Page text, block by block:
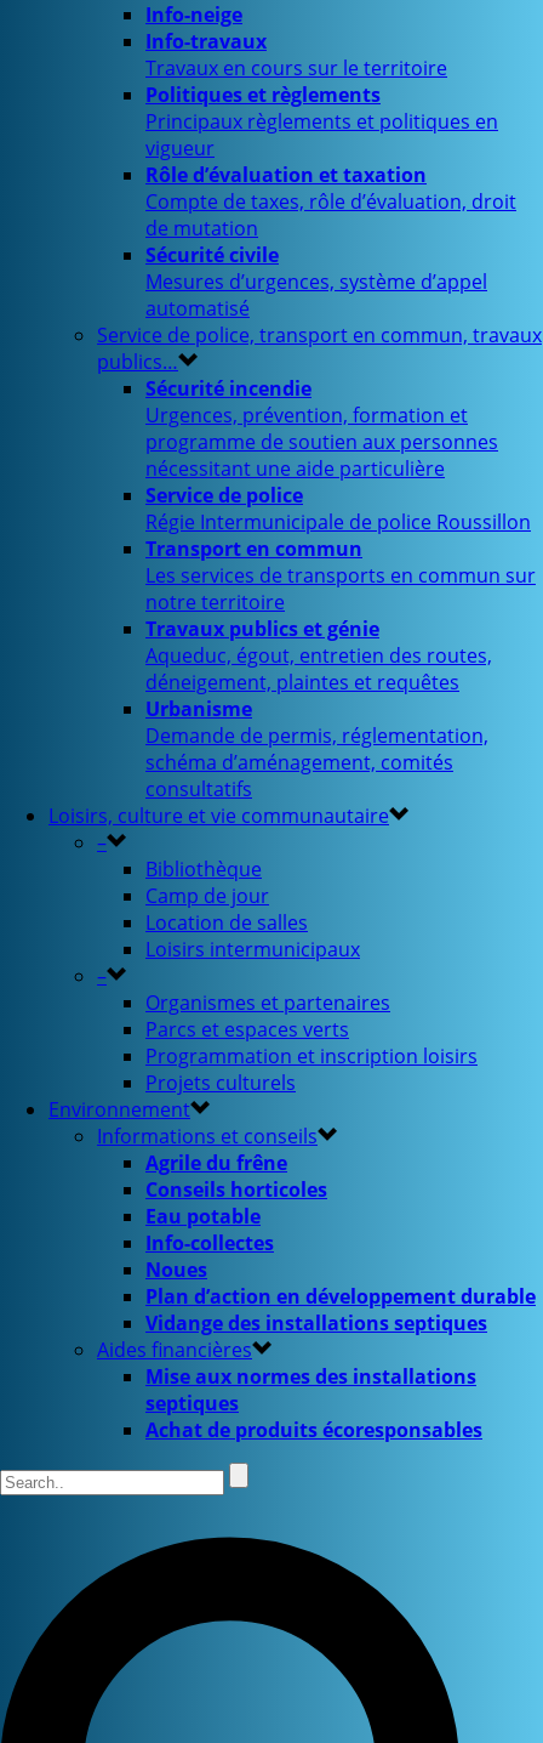
Info-neige
Info-travaux
Travaux en cours sur le territoire
Politiques et règlements
Principaux règlements et politiques en
vigueur
Rôle d’évaluation et taxation
Compte de taxes, rôle d’évaluation, droit
de mutation
Sécurité civile
Mesures d’urgences, système d’appel
automatisé
Service de police, transport en commun, travaux
publics…
Sécurité incendie
Urgences, prévention, formation et
programme de soutien aux personnes
nécessitant une aide particulière
Service de police
Régie Intermunicipale de police Roussillon
Transport en commun
Les services de transports en commun sur
notre territoire
Travaux publics et génie
Aqueduc, égout, entretien des routes,
déneigement, plaintes et requêtes
Urbanisme
Demande de permis, réglementation,
schéma d’aménagement, comités
consultatifs
Loisirs, culture et vie communautaire
–
Bibliothèque
Camp de jour
Location de salles
Loisirs intermunicipaux
–
Organismes et partenaires
Parcs et espaces verts
Programmation et inscription loisirs
Projets culturels
Environnement
Informations et conseils
Agrile du frêne
Conseils horticoles
Eau potable
Info-collectes
Noues
Plan d’action en développement durable
Vidange des installations septiques
Aides financières
Mise aux normes des installations
septiques
Achat de produits écoresponsables